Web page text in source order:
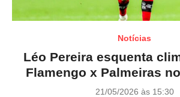
Notícias
Léo Pereira esquenta
Flamengo x Palmeiras
P
21/05/2026 às 15:30